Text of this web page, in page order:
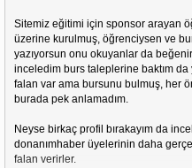
Sitemiz eğitimi için sponsor arayan
üzerine kurulmuş, öğrenciysen ve
yazıyorsun onu okuyanlar da
inceledim burs taleplerine baktım da
falan var ama bursunu bulmuş, her
burada pek anlamadım.
Neyse birkaç profil bırakayım da
donanımhaber üyelerinin daha
falan verirler.